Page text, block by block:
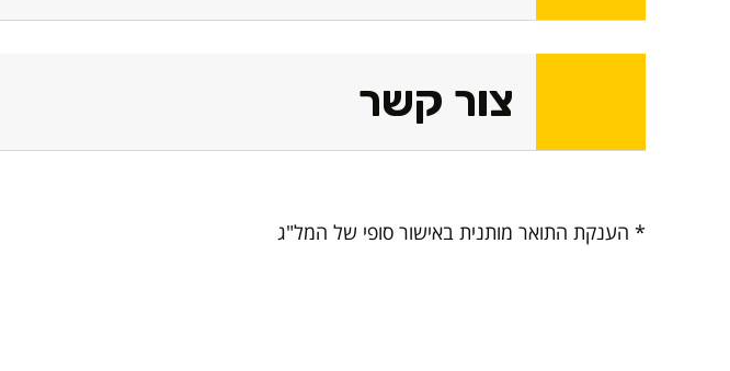
צור קשר
* הענקת התואר מותנית באישור סופי של המל"ג